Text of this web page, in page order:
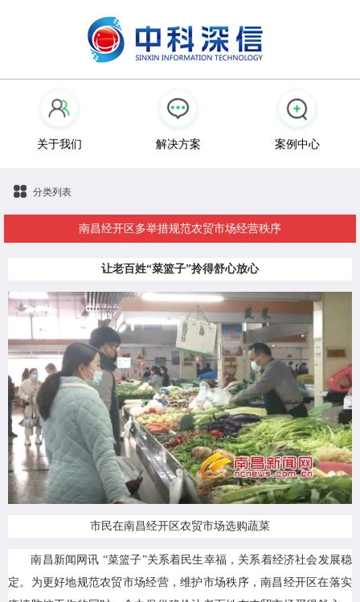
关于我们 解决方案 案例中心
分类列表
南昌经开区多举措规范农贸市场经营秩序
让老百姓“菜篮子”拎得舒心放心
市民在南昌经开区农贸市场选购蔬菜
南昌新闻网讯 “菜篮子”关系着民生幸福，关系着经济社会发展稳
定。为更好地规范农贸市场经营，维护市场秩序，南昌经开区在落实